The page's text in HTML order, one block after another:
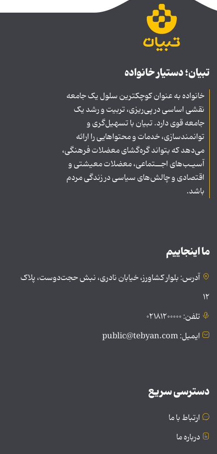
تبیان؛ دستیار خانواده
خانواده به عنوان کوچکترین سلول یک جامعه
نقشی اساسی در پی‌ریزی، تربیت و رشد یک
جامعه قوی دارد. تبیان با تسهیل‌گری و
توانمندسازی، خدمات و محتواهایی را ارائه
می‌دهد که بتواند گره‌گشای معضلات فرهنگی،
آسیـب‌های اجــتماعی، معضلات معیشتی و
اقتصادی و چالش‌های سیاسی در زندگی مردم
باشد.
ما اینجاییم
آدرس: بلوار کشاورز، خیابان نادری، نبش حجت‌دوست، پلاک
۱۲
تلفن: ۰۲۱۸۱۲۰۰۰۰۰
ایمیل: public@tebyan.com
دسترسی سریع
ارتباط با ما
درباره ما